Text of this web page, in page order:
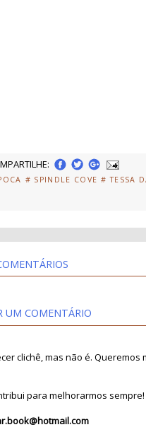
# SPINDLE COVE # TESSA
UM COMENTÁRIO
clichê, mas não é. Queremos
para melhorarmos sempre!